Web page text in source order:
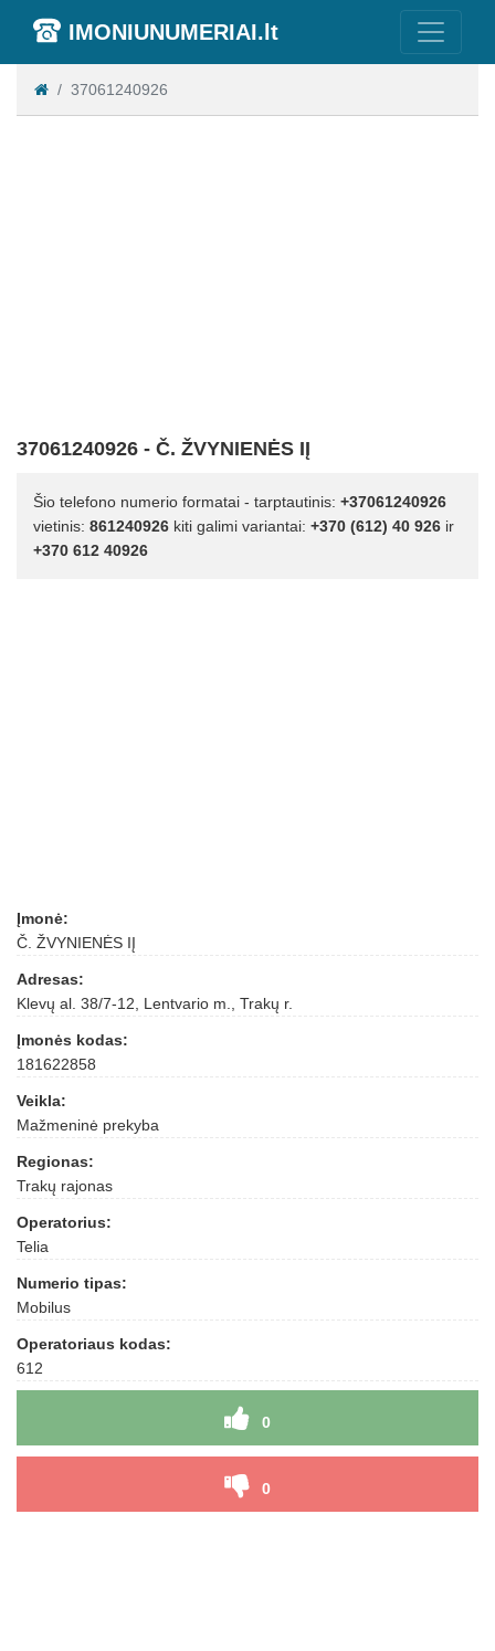
IMONIUNUMERIAI.lt
37061240926
37061240926 - Č. ŽVYNIENĖS IĮ
Šio telefono numerio formatai - tarptautinis: +37061240926
vietinis: 861240926 kiti galimi variantai: +370 (612) 40 926 ir
+370 612 40926
Įmonė:
Č. ŽVYNIENĖS IĮ
Adresas:
Klevų al. 38/7-12, Lentvario m., Trakų r.
Įmonės kodas:
181622858
Veikla:
Mažmeninė prekyba
Regionas:
Trakų rajonas
Operatorius:
Telia
Numerio tipas:
Mobilus
Operatoriaus kodas:
612
0
0